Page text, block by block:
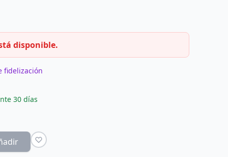
disponible.
fidelización
30 días